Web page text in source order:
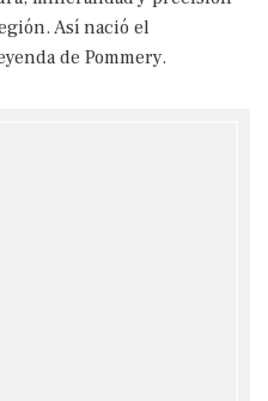
Así nació el
de Pommery.